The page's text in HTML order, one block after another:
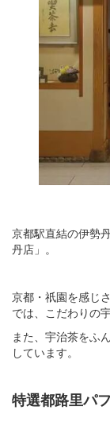
京都駅直結の伊勢
丹店」。
京都・祇園を感じ
では、こだわりの
また、宇治茶をふ
しています。
特選都路里パ